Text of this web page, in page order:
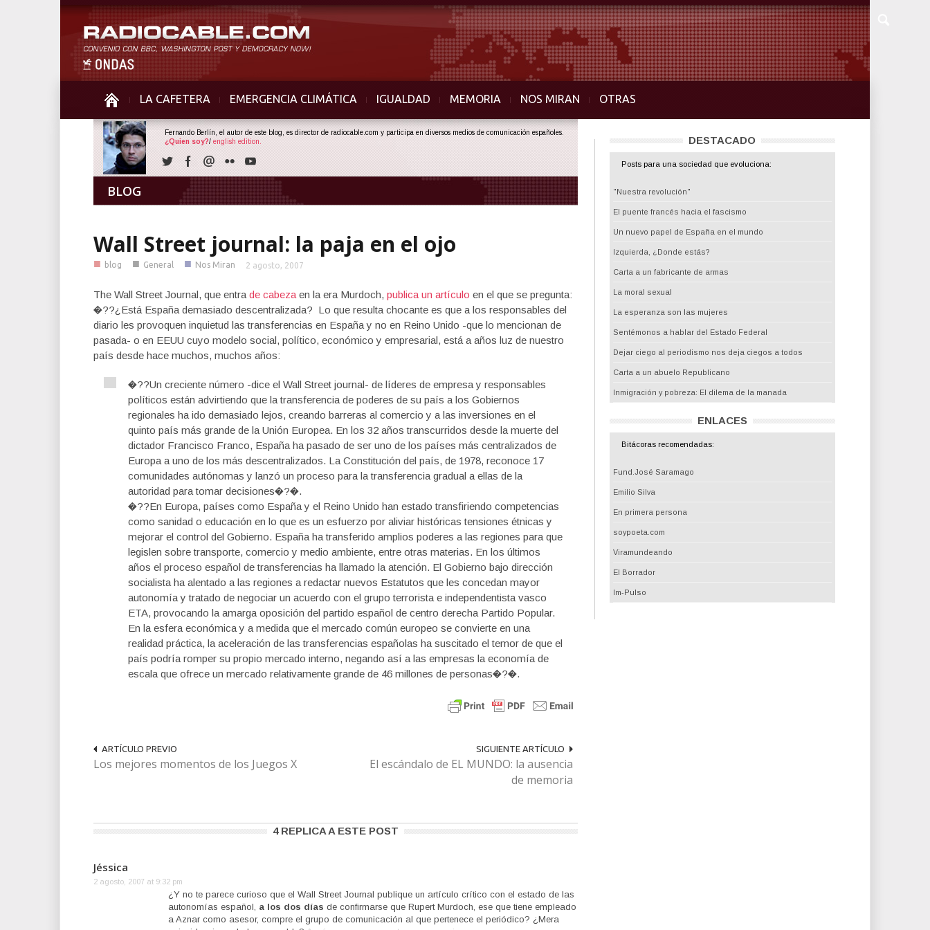
LA CAFETERA EMERGENCIA CLIMÁTICA IGUALDAD MEMORIA NOS MIRAN OTRAS
BLOG
Fernando Berlín, el autor de este blog, es director de radiocable.com y participa en diversos medios de comunicación españoles.
¿Quien soy?/ english edition.
Wall Street journal: la paja en el ojo
■ blog ■ General ■ Nos Miran 2 agosto, 2007
The Wall Street Journal, que entra de cabeza en la era Murdoch, publica un artículo en el que se pregunta:
�??¿Está España demasiado descentralizada? Lo que resulta chocante es que a los responsables del
diario les provoquen inquietud las transferencias en España y no en Reino Unido -que lo mencionan de
pasada- o en EEUU cuyo modelo social, político, económico y empresarial, está a años luz de nuestro
país desde hace muchos, muchos años:
�??Un creciente número -dice el Wall Street journal- de líderes de empresa y responsables
políticos están advirtiendo que la transferencia de poderes de su país a los Gobiernos
regionales ha ido demasiado lejos, creando barreras al comercio y a las inversiones en el
quinto país más grande de la Unión Europea. En los 32 años transcurridos desde la muerte del
dictador Francisco Franco, España ha pasado de ser uno de los países más centralizados de
Europa a uno de los más descentralizados. La Constitución del país, de 1978, reconoce 17
comunidades autónomas y lanzó un proceso para la transferencia gradual a ellas de la
autoridad para tomar decisiones�?�.
�??En Europa, países como España y el Reino Unido han estado transfiriendo competencias
como sanidad o educación en lo que es un esfuerzo por aliviar históricas tensiones étnicas y
mejorar el control del Gobierno. España ha transferido amplios poderes a las regiones para que
legislen sobre transporte, comercio y medio ambiente, entre otras materias. En los últimos
años el proceso español de transferencias ha llamado la atención. El Gobierno bajo dirección
socialista ha alentado a las regiones a redactar nuevos Estatutos que les concedan mayor
autonomía y tratado de negociar un acuerdo con el grupo terrorista e independentista vasco
ETA, provocando la amarga oposición del partido español de centro derecha Partido Popular.
En la esfera económica y a medida que el mercado común europeo se convierte en una
realidad práctica, la aceleración de las transferencias españolas ha suscitado el temor de que el
país podría romper su propio mercado interno, negando así a las empresas la economía de
escala que ofrece un mercado relativamente grande de 46 millones de personas�?�.
ARTÍCULO PREVIO
Los mejores momentos de los Juegos X
SIGUIENTE ARTÍCULO
El escándalo de EL MUNDO: la ausencia
de memoria
4 REPLICA A ESTE POST
Jéssica
2 agosto, 2007 at 9:32 pm
¿Y no te parece curioso que el Wall Street Journal publique un artículo crítico con el estado de las
autonomías español, a los dos días de confirmarse que Rupert Murdoch, ese que tiene empleado
a Aznar como asesor, compre el grupo de comunicación al que pertenece el periódico? ¿Mera
DESTACADO
Posts para una sociedad que evoluciona:
"Nuestra revolución"
El puente francés hacia el fascismo
Un nuevo papel de España en el mundo
Izquierda, ¿Donde estás?
Carta a un fabricante de armas
La moral sexual
La esperanza son las mujeres
Sentémonos a hablar del Estado Federal
Dejar ciego al periodismo nos deja ciegos a todos
Carta a un abuelo Republicano
Inmigración y pobreza: El dilema de la manada
ENLACES
Bitácoras recomendadas:
Fund.José Saramago
Emilio Silva
En primera persona
soypoeta.com
Viramundeando
El Borrador
Im-Pulso